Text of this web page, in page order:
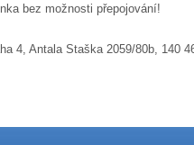
bez možnosti přepojování!
4, Antala Staška 2059/80b, 140